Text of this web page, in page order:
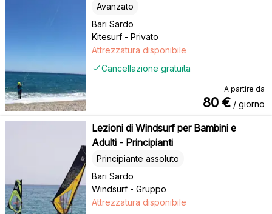
Bari Sardo
Avanzato
Kitesurf - Privato
Cancellazione gratuita
Attrezzatura disponibile
A partire da
80 € / giorno
Lezioni di Windsurf per Bambini e
Adulti - Principianti
Bari Sardo
Principiante assoluto
Windsurf - Gruppo
Attrezzatura disponibile